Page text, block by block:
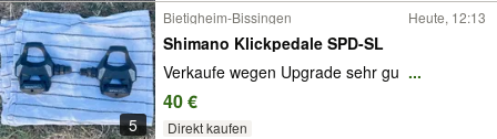
5
Bietigheim-Bissingen Heute, 12:13
Shimano Klickpedale SPD-SL
Verkaufe wegen Upgrade sehr gu ...
40 €
Direkt kaufen